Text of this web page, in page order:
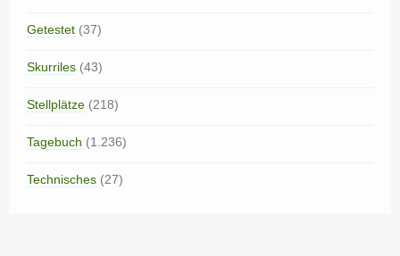
Getestet (37)
Skurriles (43)
Stellplätze (218)
Tagebuch (1.236)
Technisches (27)